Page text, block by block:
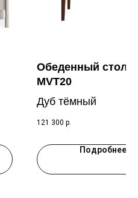
Обеденный стол
MVT20
Дуб тёмный
121 300 р.
Подробнее